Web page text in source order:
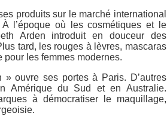
produits sur le marché international
l’époque où les cosmétiques et le
Arden introduit en douceur des
tard, les rouges à lèvres, mascaras
les femmes modernes.
ouvre ses portes à Paris. D’autres
Amérique du Sud et en Australie.
à démocratiser le maquillage,